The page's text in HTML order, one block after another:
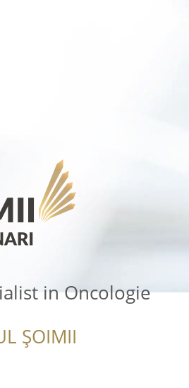
in Oncologie
ȘOIMII